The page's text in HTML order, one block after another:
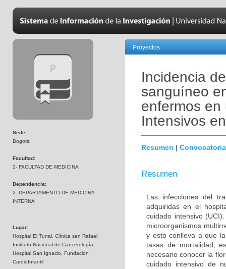
Sede:
Bogotá
Facultad:
2- FACULTAD DE MEDICINA
Dependencia:
2- DEPARTAMENTO DE MEDICINA
INTERNA
Lugar:
Hospital El Tunal, Clínica san Rafael,
Instituto Nacional de Cancerología,
Hospital San Ignacio, Fundación
CardioInfantil
Proyectos
Incidencia
sanguíneo
enfermos
Intensivos
Resumen | Convocatoria
Resumen
Las infecciones del
adquiridas en el
cuidado intensivo
microorganismos
y esto conlleva a que
tasas de mortalidad,
necesario conocer la
cuidado intensivo de